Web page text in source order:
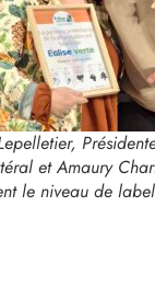
et Amaury
le niveau de